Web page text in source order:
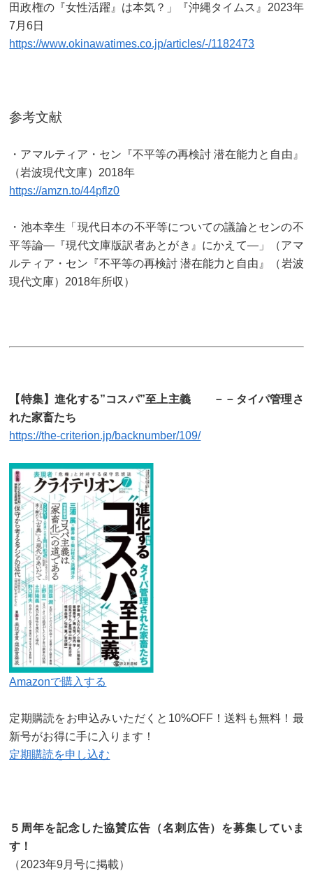
田政権の『女性活躍』は本気？」『沖縄タイムス』2023年
7月6日
https://www.okinawatimes.co.jp/articles/-/1182473
参考文献
・アマルティア・セン『不平等の再検討 潜在能力と自由』
（岩波現代文庫）2018年
https://amzn.to/44pflz0
・池本幸生「現代日本の不平等についての議論とセンの不
平等論―『現代文庫版訳者あとがき』にかえて―」（アマ
ルティア・セン『不平等の再検討 潜在能力と自由』（岩波
現代文庫）2018年所収）
【特集】進化する”コスパ”至上主義 －－タイパ管理さ
れた家畜たち
https://the-criterion.jp/backnumber/109/
Amazonで購入する
定期購読をお申込みいただくと10%OFF！送料も無料！最
新号がお得に手に入ります！
定期購読を申し込む
５周年を記念した協賛広告（名刺広告）を募集していま
す！
（2023年9月号に掲載）